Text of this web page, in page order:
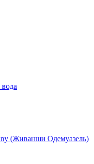
(Живанши Одемуазель)